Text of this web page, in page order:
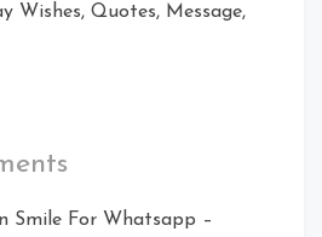
Wishes, Quotes, Message,
Smile For Whatsapp –